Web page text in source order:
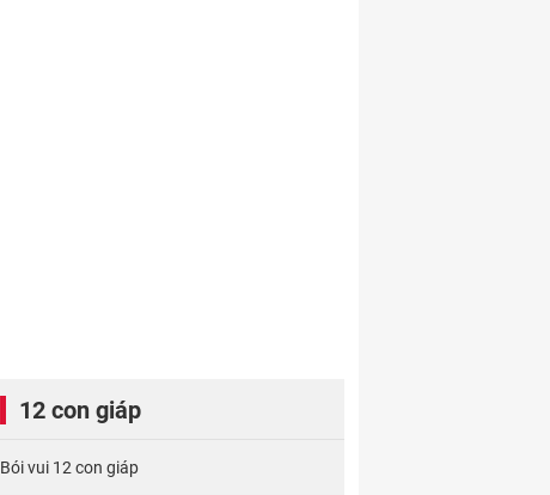
12 con giáp
Bói vui 12 con giáp